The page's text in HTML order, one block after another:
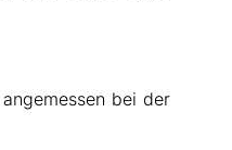
bei der